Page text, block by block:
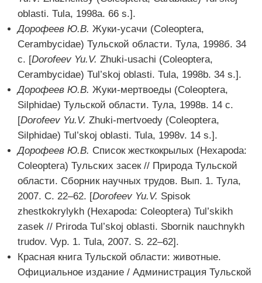
oblasti. Tula, 1998a. 66 s.].
Дорофеев Ю.В. Жуки-усачи (Coleoptera,
Cerambycidae) Тульской области. Тула, 1998б. 34
с. [Dorofeev Yu.V. Zhuki-usachi (Coleoptera,
Cerambycidae) Tul’skoj oblasti. Tula, 1998b. 34 s.].
Дорофеев Ю.В. Жуки-мертвоеды (Coleoptera,
Silphidae) Тульской области. Тула, 1998в. 14 с.
[Dorofeev Yu.V. Zhuki-mertvoedy (Coleoptera,
Silphidae) Tul’skoj oblasti. Tula, 1998v. 14 s.].
Дорофеев Ю.В. Cписок жесткокрылых (Hexapoda:
Coleoptera) Тульских засек // Природа Тульской
области. Сборник научных трудов. Вып. 1. Тула,
2007. С. 22–62. [Dorofeev Yu.V. Spisok
zhestkokrylykh (Hexapoda: Coleoptera) Tul’skikh
zasek // Priroda Tul’skoj oblasti. Sbornik nauchnykh
trudov. Vyp. 1. Tula, 2007. S. 22–62].
Красная книга Тульской области: животные.
Официальное издание / Администрация Тульской